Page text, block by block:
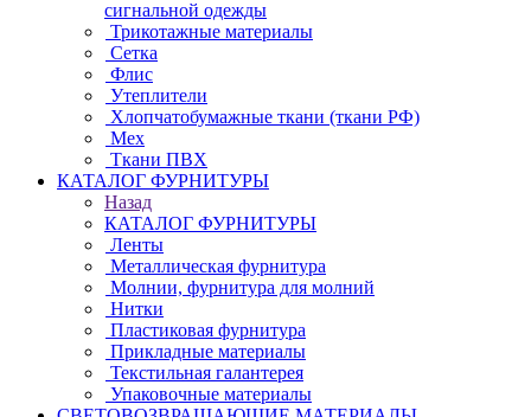
сигнальной одежды
Трикотажные материалы
Сетка
Флис
Утеплители
Хлопчатобумажные ткани (ткани РФ)
Мех
Ткани ПВХ
КАТАЛОГ ФУРНИТУРЫ
Назад
КАТАЛОГ ФУРНИТУРЫ
Ленты
Металлическая фурнитура
Молнии, фурнитура для молний
Нитки
Пластиковая фурнитура
Прикладные материалы
Текстильная галантерея
Упаковочные материалы